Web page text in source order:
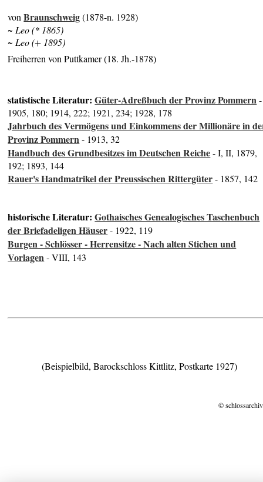
vonBraunschweig(1878-n. 1928)
~ Leo (* 1865)
~ Leo (+ 1895)
Freiherren von Puttkamer (18. Jh.-1878)
statistische Literatur:Güter-Adreßbuch der Provinz Pommern-
1905, 180; 1914, 222; 1921, 234; 1928, 178
Jahrbuch des Vermögens und Einkommens der Millionäre in
Provinz Pommern- 1913, 32
Handbuch des Grundbesitzes im Deutschen Reiche- I, II, 1879,
192; 1893, 144
Rauer's Handmatrikel der Preussischen Rittergüter- 1857, 142
historische Literatur:Gothaisches Genealogisches Taschenbuch
der Briefadeligen Häuser- 1922, 119
Burgen - Schlösser - Herrensitze - Nach alten Stichen und
Vorlagen- VIII, 143
(Beispielbild, Barockschloss Kittlitz, Postkarte 1927)
©